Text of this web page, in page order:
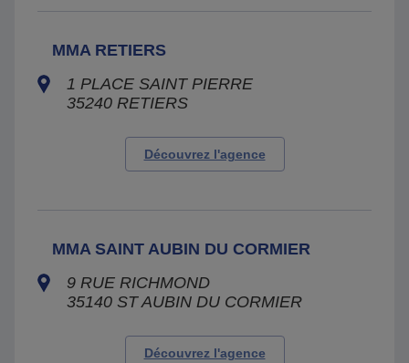
MMA RETIERS
1 PLACE SAINT PIERRE
35240 RETIERS
Découvrez l'agence
MMA SAINT AUBIN DU CORMIER
9 RUE RICHMOND
35140 ST AUBIN DU CORMIER
Découvrez l'agence